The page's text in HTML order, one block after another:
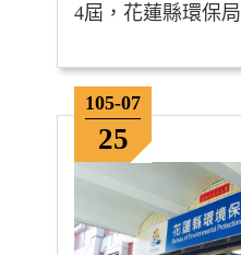
4屆，花蓮縣環保
105-07
25